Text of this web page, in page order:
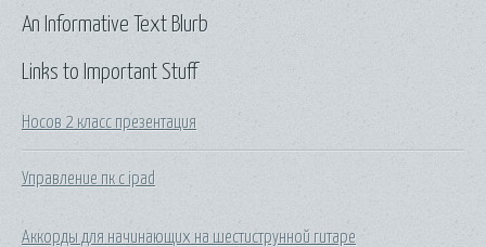
Links to Important Stuff
Носов 2 класс презентация
Управление пк с ipad
Аккорды для начинающих на шестиструнной гитаре
An Informative Text Blurb